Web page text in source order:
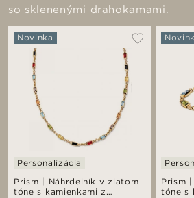
so sklenenými drahokamami.
Prism | Náhrdelník v zlatom
tóne s kamienkami z
Novinka
Personalizácia
Prism
tóne s